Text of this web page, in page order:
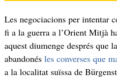
Les negociacions per intentar
fi a la guerra a l’Orient Mitjà
aquest diumenge després que
abandonés les converses que
a la localitat suïssa de